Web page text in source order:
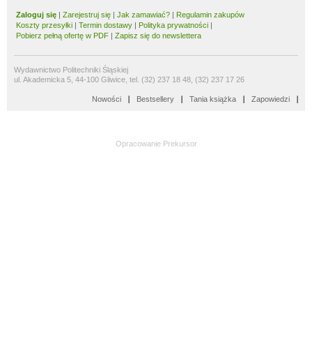
Zaloguj się | Zarejestruj się | Jak zamawiać? | Regulamin zakupów
Koszty przesyłki | Termin dostawy | Polityka prywatności |
Pobierz pełną ofertę w PDF | Zapisz się do newslettera
Wydawnictwo Politechniki Śląskiej
ul. Akademicka 5, 44-100 Gliwice, tel. (32) 237 18 48, (32) 237 17 26
Nowości Bestsellery Tania książka Zapowiedzi
Opracowanie Prekursor